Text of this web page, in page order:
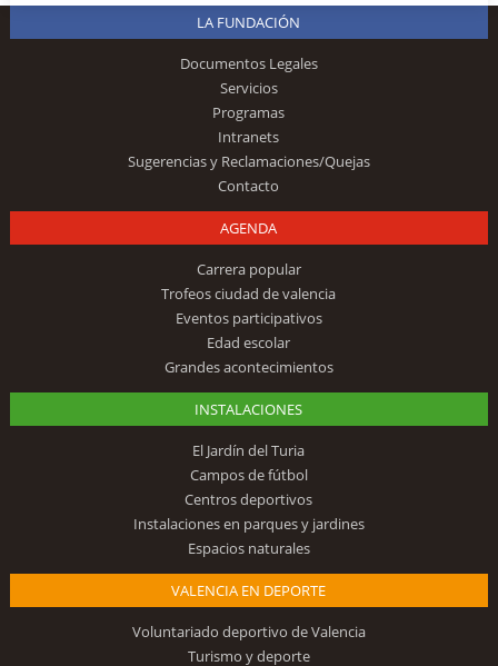
LA FUNDACIÓN
Documentos Legales
Servicios
Programas
Intranets
Sugerencias y Reclamaciones/Quejas
Contacto
AGENDA
Carrera popular
Trofeos ciudad de valencia
Eventos participativos
Edad escolar
Grandes acontecimientos
INSTALACIONES
El Jardín del Turia
Campos de fútbol
Centros deportivos
Instalaciones en parques y jardines
Espacios naturales
VALENCIA EN DEPORTE
Voluntariado deportivo de Valencia
Turismo y deporte